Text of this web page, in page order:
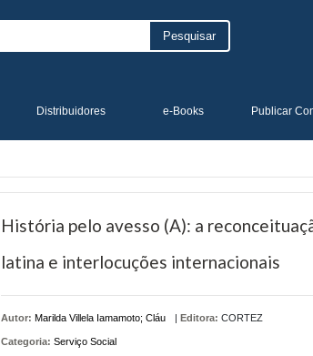
Pesquisar
Distribuidores e-Books Publicar
História pelo avesso (A): a
latina e interlocuções internacionais
Autor: Marilda Villela Iamamoto; Cláu | Editora: CORTEZ
Categoria: Serviço Social